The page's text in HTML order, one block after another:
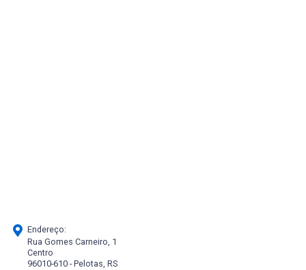
Endereço:
Rua Gomes Carneiro, 1
Centro
96010-610 - Pelotas, RS